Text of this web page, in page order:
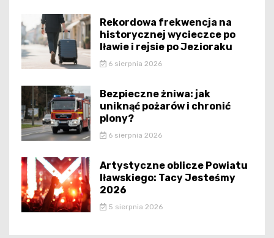
Rekordowa frekwencja na
historycznej wycieczce po
Iławie i rejsie po Jezioraku
6 sierpnia 2026
Bezpieczne żniwa: jak
uniknąć pożarów i chronić
plony?
6 sierpnia 2026
Artystyczne oblicze Powiatu
Iławskiego: Tacy Jesteśmy
2026
5 sierpnia 2026